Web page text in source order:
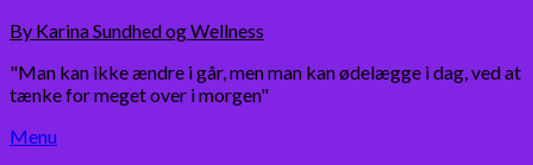
Skip
content
By Karina Sundhed og Wellness
"Man kan ikke ændre i går, men man kan ødelægge i dag, ved at
tænke for meget over i morgen"
Menu